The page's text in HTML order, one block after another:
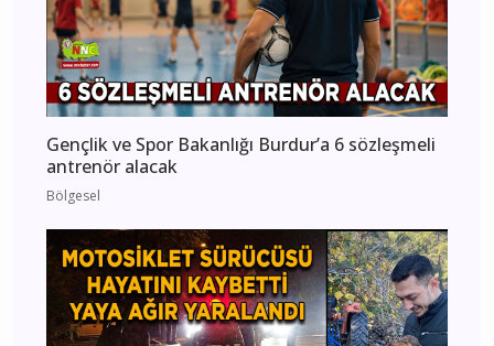
Gençlik ve Spor Bakanlığı Burdur’a 6 sözleşmeli
antrenör alacak
Bölgesel